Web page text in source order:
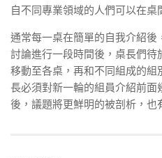
自不同專業領域的人們可以在桌
通常每一桌在簡單的自我介紹後
討論進行一段時間後，桌長們待
移動至各桌，再和不同組成的
長必須對新一輪的組員介紹前面
後，議題將更鮮明的被剖析，也